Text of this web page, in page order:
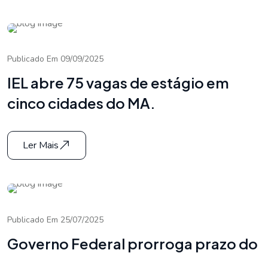
Publicado Em 09/09/2025
IEL abre 75 vagas de estágio em
cinco cidades do MA.
Ler Mais
Publicado Em 25/07/2025
Governo Federal prorroga prazo do